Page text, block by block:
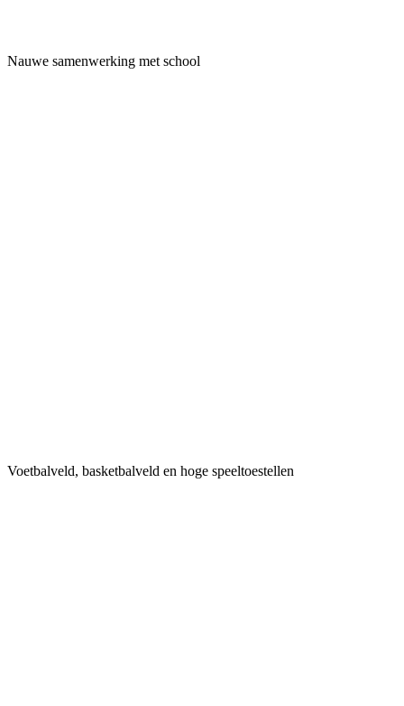
Nauwe samenwerking met school
Voetbalveld, basketbalveld en hoge speeltoestellen